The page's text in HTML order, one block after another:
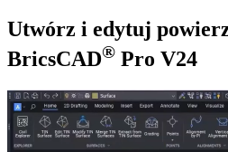
Utwórz i edytuj
BricsCAD® Pro V24